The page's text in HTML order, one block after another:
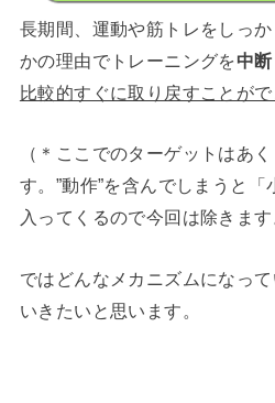
長期間、運動や筋トレをしっ
かの理由でトレーニングを中断
比較的すぐに取り戻すことが
（＊ここでのターゲットはあ
す。”動作”を含んでしまうと
入ってくるので今回は除きます
ではどんなメカニズムになっ
いきたいと思います。